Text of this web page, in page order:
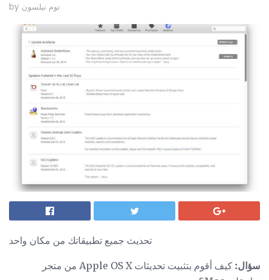
by توم نيلسون
تحديث جميع تطبيقاتك من مكان واحد
سؤال:
كيف أقوم بتثبيت تحديثات Apple OS X من متجر